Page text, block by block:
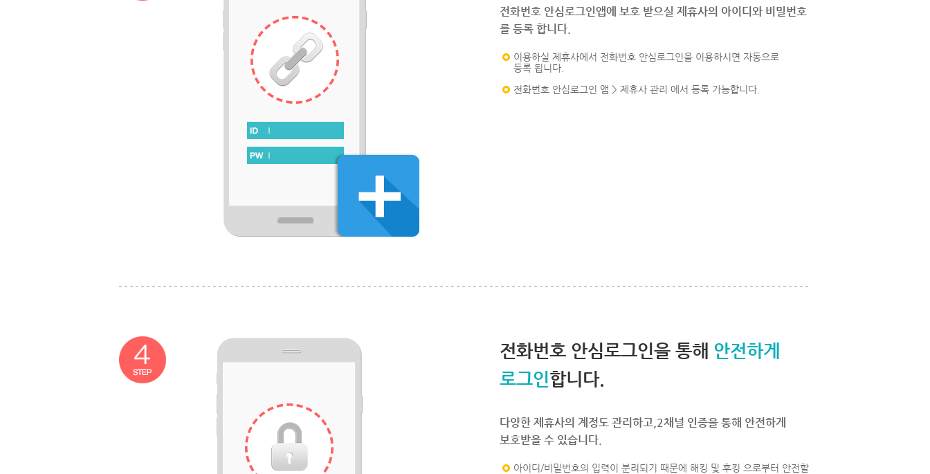
전화번호 안심로그인앱에 보호 받으실 제휴사의 아이디와 비밀번호
를 등록 합니다.
이용하실 제휴사에서 전화번호 안심로그인을 이용하시면 자동으로
등록 됩니다.
전화번호 안심로그인 앱 > 제휴사 관리 에서 등록 가능합니다.
전화번호 안심로그인을 통해 안전하게
로그인합니다.
다양한 제휴사의 계정도 관리하고,2채널 인증을 통해 안전하게
보호받을 수 있습니다.
아이디/비밀번호의 입력이 분리되기 때문에 해킹 및 후킹 으로부터 안전할